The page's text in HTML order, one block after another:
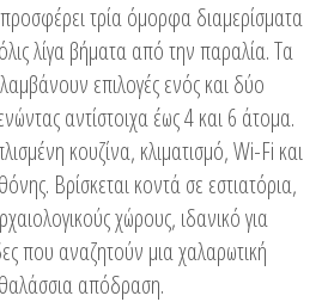
τρία όμορφα διαμερίσματα
λίγα βήματα από την παραλία. Τα
επιλογές ενός και δύο
αντίστοιχα έως 4 και 6 άτομα.
κουζίνα, κλιματισμό, Wi-Fi και
Βρίσκεται κοντά σε εστιατόρια,
χώρους, ιδανικό για
που αναζητούν μια χαλαρωτική
απόδραση.